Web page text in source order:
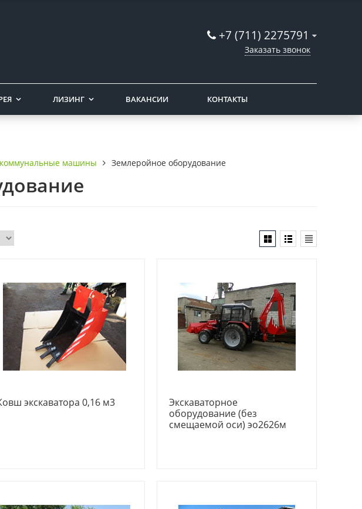
+7 (711) 2275791
Заказать звонок
ЛИЗИНГ ВАКАНСИИ КОНТАКТЫ
машины Землеройное оборудование
экскаватора 0,16 м3
Экскаваторное
оборудование (без
смещаемой оси) эо2626м